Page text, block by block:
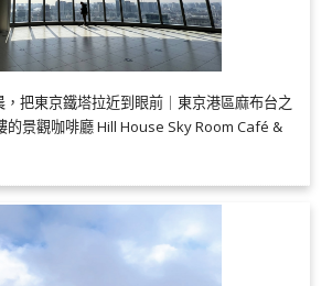
把東京鐵塔拉近到眼前｜東京港區麻布台之
的景觀咖啡廳 Hill House Sky Room Café &